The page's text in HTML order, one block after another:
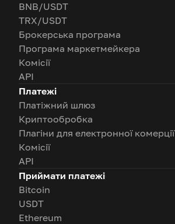
BNB/USDT
TRX/USDT
Брокерська програма
Програма маркетмейкера
Комісії
API
Платежі
Платіжний шлюз
Криптообробка
Плагіни для електронної комерції
Комісії
API
Приймати платежі
Bitcoin
USDT
Ethereum